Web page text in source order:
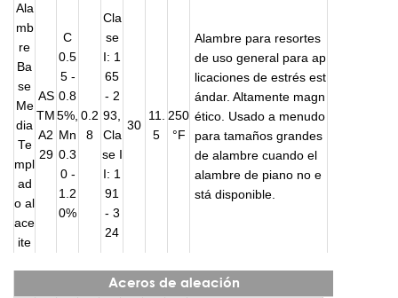
Ala
mb
re
Ba
se
Me
dia
Te
mpl
ad
o al
ace
ite
AS
TM
A2
29
C
0.5
5 -
0.8
5%,
Mn
0.3
0 -
1.2
0%
0.2
8
Cla
se
I: 1
65
- 2
93,
Cla
se I
I: 1
91
- 3
24
30
11.
5
250
°F
Alambre para resortes
de uso general para ap
licaciones de estrés est
ándar. Altamente magn
ético. Usado a menudo
para tamaños grandes
de alambre cuando el
alambre de piano no e
stá disponible.
Aceros de aleación